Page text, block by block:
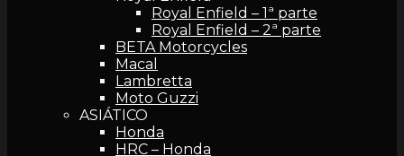
Royal Enfield – 1ª parte
Royal Enfield – 2ª parte
BETA Motorcycles
Macal
Lambretta
Moto Guzzi
ASIÁTICO
Honda
HRC – Honda